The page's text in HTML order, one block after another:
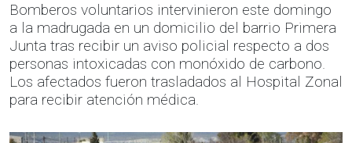
Bomberos voluntarios intervinieron este domingo
a la madrugada en un domicilio del barrio Primera
Junta tras recibir un aviso policial respecto a dos
personas intoxicadas con monóxido de carbono.
Los afectados fueron trasladados al Hospital Zonal
para recibir atención médica.